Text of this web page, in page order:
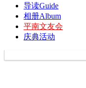
导读Guide
相册Album
平南文友会
庆典活动